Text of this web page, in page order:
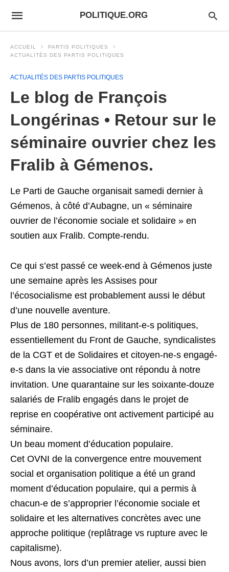
POLITIQUE.ORG
ACCUEIL
PARTIS POLITIQUES
ACTUALITÉS DES PARTIS POLITIQUES
ACTUALITÉS DES PARTIS POLITIQUES
Le blog de François
Longérinas • Retour sur le
séminaire ouvrier chez les
Fralib à Gémenos.
Le Parti de Gauche organisait samedi dernier à
Gémenos, à côté d’Aubagne, un « séminaire
ouvrier de l’économie sociale et solidaire » en
soutien aux Fralib. Compte-rendu.
Ce qui s’est passé ce week-end à Gémenos juste
une semaine après les Assises pour
l’écosocialisme est probablement aussi le début
d’une nouvelle aventure.
Plus de 180 personnes, militant-e-s politiques,
essentiellement du Front de Gauche, syndicalistes
de la CGT et de Solidaires et citoyen-ne-s engagé-
e-s dans la vie associative ont répondu à notre
invitation. Une quarantaine sur les soixante-douze
salariés de Fralib engagés dans le projet de
reprise en coopérative ont activement participé au
séminaire.
Un beau moment d’éducation populaire.
Cet OVNI de la convergence entre mouvement
social et organisation politique a été un grand
moment d’éducation populaire, qui a permis à
chacun-e de s’approprier l’économie sociale et
solidaire et les alternatives concrètes avec une
approche politique (replâtrage vs rupture avec le
capitalisme).
Nous avons, lors d’un premier atelier, aussi bien